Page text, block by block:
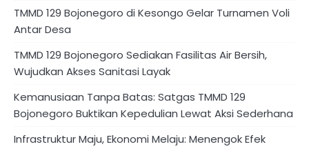
TMMD 129 Bojonegoro di Kesongo Gelar Turnamen Voli
Antar Desa
TMMD 129 Bojonegoro Sediakan Fasilitas Air Bersih,
Wujudkan Akses Sanitasi Layak
Kemanusiaan Tanpa Batas: Satgas TMMD 129
Bojonegoro Buktikan Kepedulian Lewat Aksi Sederhana
Infrastruktur Maju, Ekonomi Melaju: Menengok Efek